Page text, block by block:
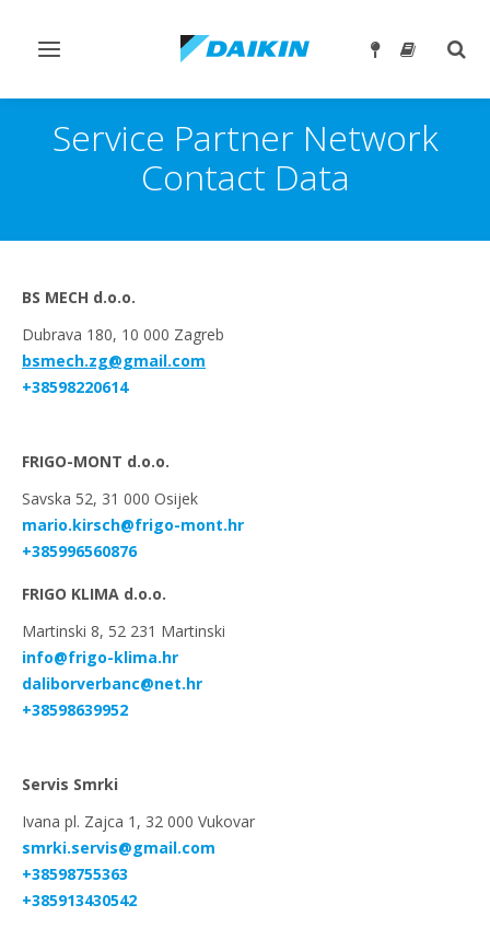
Prebaci
Service Partner Network
Contact Data
BS MECH d.o.o.
Dubrava 180, 10 000 Zagreb
bsmech.zg@gmail.com
+38598220614
FRIGO-MONT d.o.o.
Savska 52, 31 000 Osijek
mario.kirsch@frigo-mont.hr
+385996560876
FRIGO KLIMA d.o.o.
Martinski 8, 52 231 Martinski
info@frigo-klima.hr
daliborverbanc@net.hr
+38598639952
Servis Smrki
Ivana pl. Zajca 1, 32 000 Vukovar
smrki.servis@gmail.com
+38598755363
+385913430542